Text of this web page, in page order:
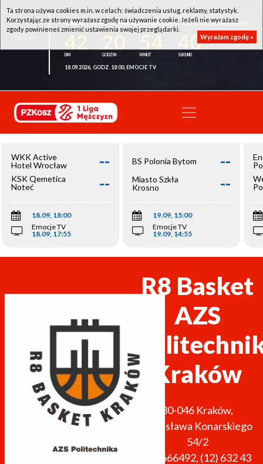
WKK ACTIVE HOTEL WROCŁAW - KSK QEMETICA NOTEĆ INOWROCŁAW
40
18.09.2026, GODZ. 18:00, EMOCJE TV
WKK Active
Hotel Wrocław
--
KSK Qemetica
Noteć
Inowrocław
--
18.09, 18:00
Emocje TV
18.09, 17:55
BS Polonia Bytom --
Miasto Szkła
Krosno
--
19.09, 15:00
Emocje TV
19.09, 14:55
R8 Basket
AZS
Kraków
30-046 Kraków,
Stanisława Konarskiego
54/2
533666492, (12) 632 43
Ta strona używa cookies m.in. w celach: świadczenia usług, reklamy, statystyk.
Korzystając ze strony wyrażasz zgodę na używanie cookie. Jeżeli nie wyrażasz
zgody powinieneś zmienić ustawienia swojej przeglądarki.
Wyrażam zgodę »